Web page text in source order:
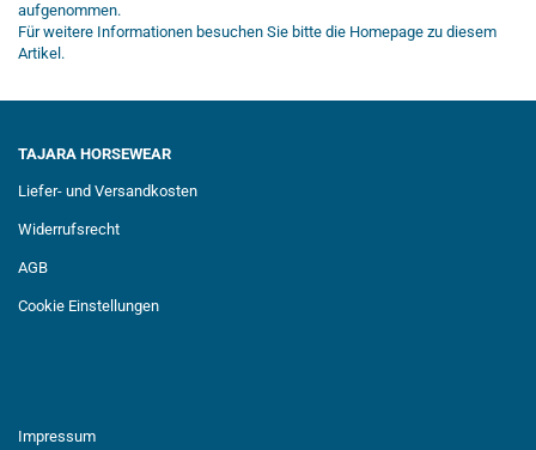
aufgenommen.
Für weitere Informationen besuchen Sie bitte die Homepage zu diesem
Artikel.
TAJARA HORSEWEAR
Liefer- und Versandkosten
Widerrufsrecht
AGB
Cookie Einstellungen
Impressum